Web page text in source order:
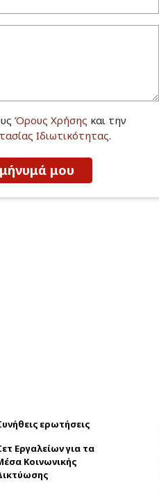
Όρους Χρήσης και την
Ιδιωτικότητας.
μου
ερωτήσεις
Εργαλείων για τα
Κοινωνικής